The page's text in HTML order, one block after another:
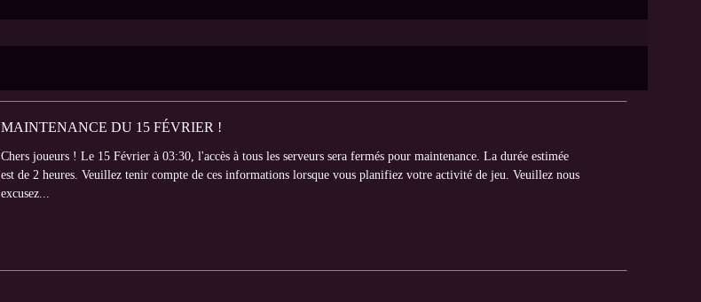
MAINTENANCE DU 15 FÉVRIER !
Chers joueurs ! Le 15 Février à 03:30, l'accès à tous les serveurs sera fermés pour maintenance. La durée estimée
est de 2 heures. Veuillez tenir compte de ces informations lorsque vous planifiez votre activité de jeu. Veuillez nous
excusez...